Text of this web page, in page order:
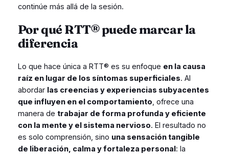
continúe más allá de la sesión.
Por qué RTT® puede marcar la
diferencia
Lo que hace única a RTT® es su enfoque en la causa
raíz en lugar de los síntomas superficiales. Al
abordar las creencias y experiencias subyacentes
que influyen en el comportamiento , ofrece una
manera de trabajar de forma profunda y eficiente
con la mente y el sistema nervioso. El resultado no
es solo comprensión, sino una sensación tangible
de liberación, calma y fortaleza personal: la